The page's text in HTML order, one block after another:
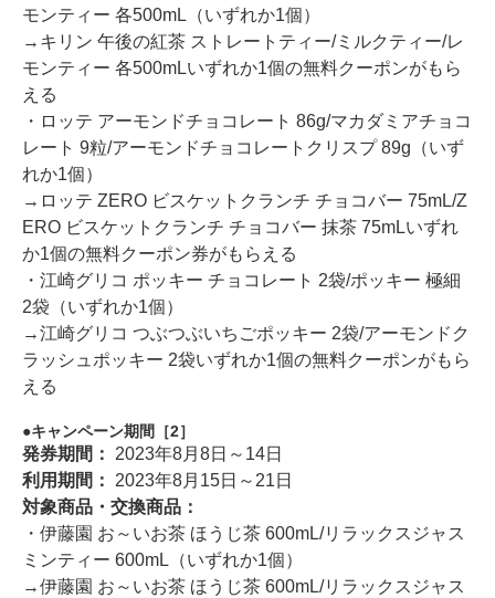
モンティー 各500mL（いずれか1個）
→キリン 午後の紅茶 ストレートティー/ミルクティー/レ
モンティー 各500mLいずれか1個の無料クーポンがもら
える
・ロッテ アーモンドチョコレート 86g/マカダミアチョコ
レート 9粒/アーモンドチョコレートクリスプ 89g（いず
れか1個）
→ロッテ ZERO ビスケットクランチ チョコバー 75mL/Z
ERO ビスケットクランチ チョコバー 抹茶 75mLいずれ
か1個の無料クーポン券がもらえる
・江崎グリコ ポッキー チョコレート 2袋/ポッキー 極細
2袋（いずれか1個）
→江崎グリコ つぶつぶいちごポッキー 2袋/アーモンドク
ラッシュポッキー 2袋いずれか1個の無料クーポンがもら
える
キャンペーン期間［2］
発券期間： 2023年8月8日～14日
利用期間： 2023年8月15日～21日
対象商品・交換商品：
・伊藤園 お～いお茶 ほうじ茶 600mL/リラックスジャス
ミンティー 600mL（いずれか1個）
→伊藤園 お～いお茶 ほうじ茶 600mL/リラックスジャス